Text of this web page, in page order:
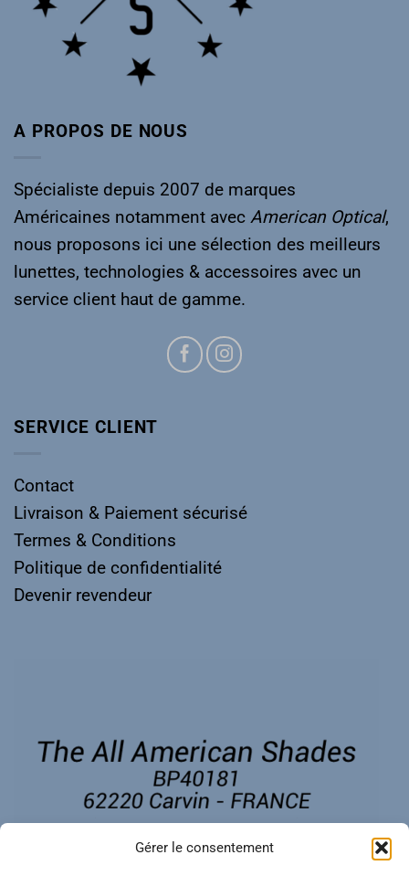
Gérer le consentement
A PROPOS DE NOUS
Spécialiste depuis 2007 de marques
Américaines notamment avec American Optical,
nous proposons ici une sélection des meilleurs
lunettes, technologies & accessoires avec un
service client haut de gamme.
SERVICE CLIENT
Contact
Livraison & Paiement sécurisé
Termes & Conditions
Politique de confidentialité
Devenir revendeur